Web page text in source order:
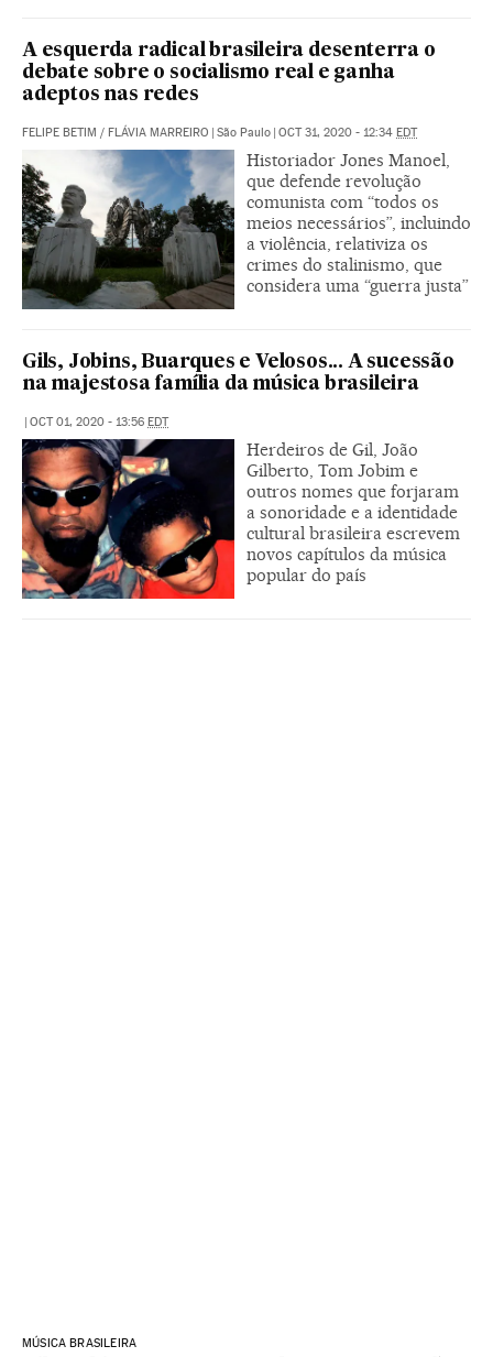
A esquerda radical brasileira desenterra o
debate sobre o socialismo real e ganha
adeptos nas redes
FELIPE BETIM / FLÁVIA MARREIRO | São Paulo | OCT 31, 2020 - 12:34 EDT
Historiador Jones Manoel,
que defende revolução
comunista com “todos os
meios necessários”, incluindo
a violência, relativiza os
crimes do stalinismo, que
considera uma “guerra justa”
Gils, Jobins, Buarques e Velosos... A sucessão
na majestosa família da música brasileira
| OCT 01, 2020 - 13:56 EDT
Herdeiros de Gil, João
Gilberto, Tom Jobim e
outros nomes que forjaram
a sonoridade e a identidade
cultural brasileira escrevem
novos capítulos da música
popular do país
MÚSICA BRASILEIRA